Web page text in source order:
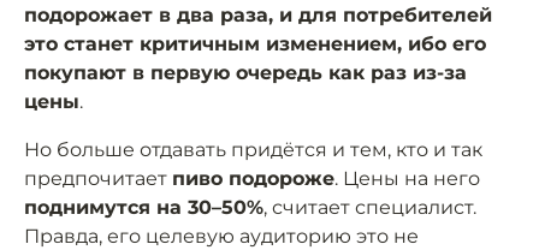
подорожает в два раза, и для потребителей
это станет критичным изменением, ибо его
покупают в первую очередь как раз из-за
цены.
Но больше отдавать придётся и тем, кто и так
предпочитает пиво подороже. Цены на него
поднимутся на 30–50%, считает специалист.
Правда, его целевую аудиторию это не